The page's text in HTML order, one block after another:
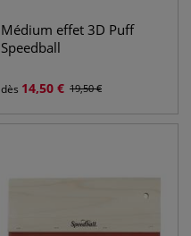
Médium effet 3D Puff
Speedball
dès 14,50 € 19,50€